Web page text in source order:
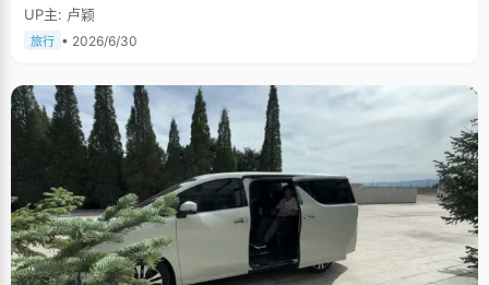
UP主: 卢颖
旅行 • 2026/6/30